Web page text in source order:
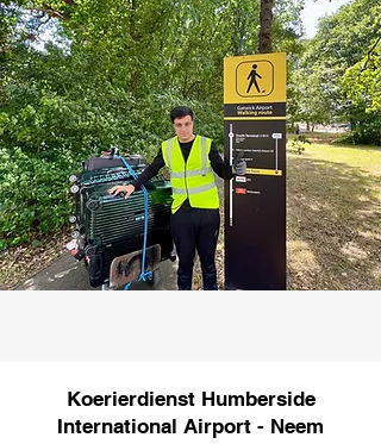
Koerierdienst Humberside
International Airport - Neem